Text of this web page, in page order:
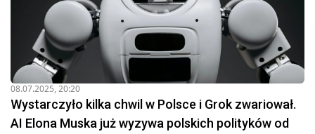
08.07.2025, 20:20
Wystarczyło kilka chwil w Polsce i Grok zwariował.
AI Elona Muska już wyzywa polskich polityków od